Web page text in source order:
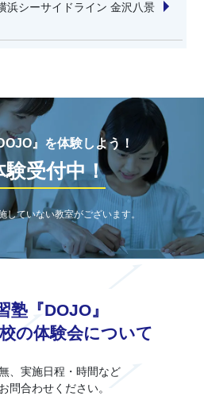
浜シーサイドライン 金沢八景
』を体験しよう！
験受付中！
ていない教室がございます。
塾『DOJO』
の体験会について
、実施日程・時間など
問合わせください。